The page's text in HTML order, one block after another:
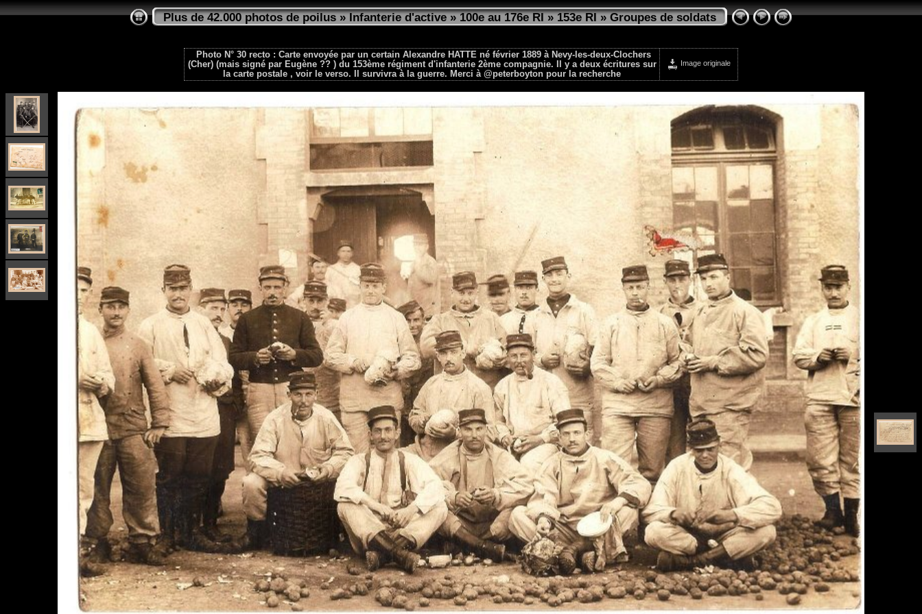
Plus de 42.000 photos de poilus»Infanterie d'active»100e au 176e RI»153e RI»Groupes de soldats
Photo N° 30 recto : Carte envoyée par un certain Alexandre HATTE né février 1889 à Nevy-les-deux-Clochers
(Cher) (mais signé par Eugène ?? ) du 153ème régiment d'infanterie 2ème compagnie. Il y a deux écritures sur
la carte postale , voir le verso. Il survivra à la guerre. Merci à @peterboyton pour la recherche
Image originale